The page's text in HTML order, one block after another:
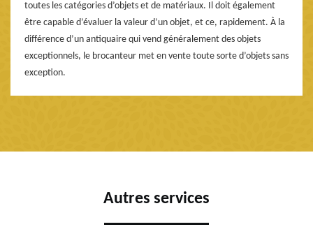
toutes les catégories d’objets et de matériaux. Il doit également
être capable d’évaluer la valeur d’un objet, et ce, rapidement. À la
différence d’un antiquaire qui vend généralement des objets
exceptionnels, le brocanteur met en vente toute sorte d’objets sans
exception.
Autres services